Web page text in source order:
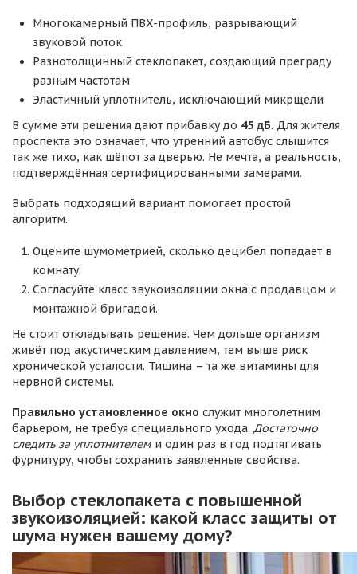
Многокамерный ПВХ-профиль, разрывающий
звуковой поток
Разнотолщинный стеклопакет, создающий преграду
разным частотам
Эластичный уплотнитель, исключающий микрщели
В сумме эти решения дают прибавку до 45 дБ. Для жителя
проспекта это означает, что утренний автобус слышится
так же тихо, как шёпот за дверью. Не мечта, а реальность,
подтверждённая сертифицированными замерами.
Выбрать подходящий вариант помогает простой
алгоритм.
Оцените шумометрией, сколько децибел попадает в
комнату.
Согласуйте класс звукоизоляции окна с продавцом и
монтажной бригадой.
Не стоит откладывать решение. Чем дольше организм
живёт под акустическим давлением, тем выше риск
хронической усталости. Тишина – та же витамины для
нервной системы.
Правильно установленное окно служит многолетним
барьером, не требуя специального ухода. Достаточно
следить за уплотнителем и один раз в год подтягивать
фурнитуру, чтобы сохранить заявленные свойства.
Выбор стеклопакета с повышенной
звукоизоляцией: какой класс защиты от
шума нужен вашему дому?